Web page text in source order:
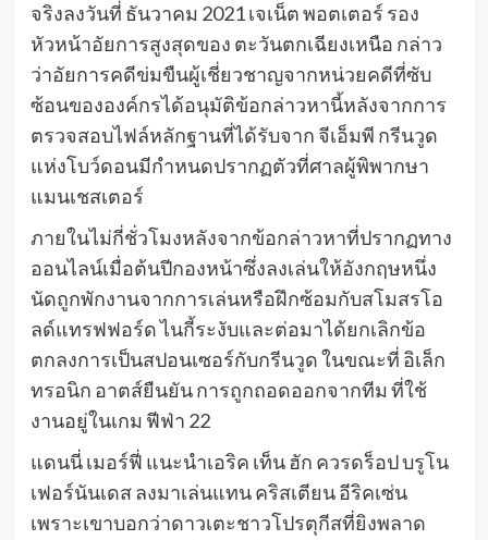
จริงลงวันที่ ธันวาคม 2021 เจเน็ต พอตเตอร์ รอง
หัวหน้าอัยการสูงสุดของ ตะวันตกเฉียงเหนือ กล่าว
ว่าอัยการคดีข่มขืนผู้เชี่ยวชาญจากหน่วยคดีที่ซับ
ซ้อนขององค์กรได้อนุมัติข้อกล่าวหานี้หลังจากการ
ตรวจสอบไฟล์หลักฐานที่ได้รับจาก จีเอ็มพี กรีนวูด
แห่งโบว์ดอนมีกําหนดปรากฏตัวที่ศาลผู้พิพากษา
แมนเชสเตอร์
ภายในไม่กี่ชั่วโมงหลังจากข้อกล่าวหาที่ปรากฏทาง
ออนไลน์เมื่อต้นปีกองหน้าซึ่งลงเล่นให้อังกฤษหนึ่ง
นัดถูกพักงานจากการเล่นหรือฝึกซ้อมกับสโมสรโอ
ลด์แทรฟฟอร์ด ไนกี้ระงับและต่อมาได้ยกเลิกข้อ
ตกลงการเป็นสปอนเซอร์กับกรีนวูด ในขณะที่ อิเล็ก
ทรอนิก อาตส์ยืนยัน การถูกถอดออกจากทีม ที่ใช้
งานอยู่ในเกม ฟีฟ่า 22
แดนนี่ เมอร์ฟี่ แนะนําเอริค เท็น ฮัก ควรดร็อป บรูโน
เฟอร์นันเดส ลงมาเล่นแทน คริสเตียน อีริคเซ่น
เพราะเขาบอกว่าดาวเตะชาวโปรตุกีสที่ยิงพลาด